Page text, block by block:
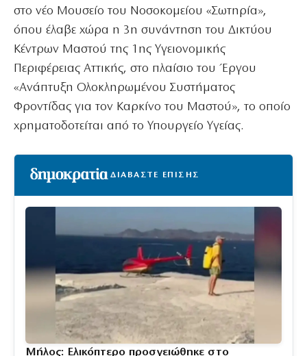
στο νέο Μουσείο του Νοσοκομείου «Σωτηρία»,
όπου έλαβε χώρα η 3η συνάντηση του Δικτύου
Κέντρων Μαστού της 1ης Υγειονομικής
Περιφέρειας Αττικής, στο πλαίσιο του Έργου
«Ανάπτυξη Ολοκληρωμένου Συστήματος
Φροντίδας για τον Καρκίνο του Μαστού», το οποίο
χρηματοδοτείται από το Υπουργείο Υγείας.
ΔΙΑΒΑΣΤΕ ΕΠΙΣΗΣ
Μήλος: Ελικόπτερο προσγειώθηκε στο